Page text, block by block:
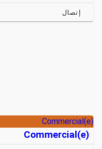
إتصال
Commercial(e)
Commercial(e)